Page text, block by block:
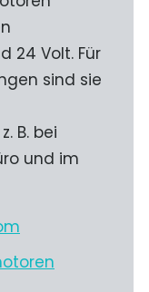
24 Volt. Für
sind sie
B. bei
und im